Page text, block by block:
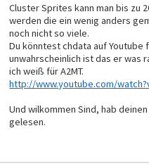
Cluster Sprites kann man bis zu
werden die ein wenig anders
noch nicht so viele.
Du könntest chdata auf Youtube
unwahrscheinlich ist das er was
ich weiß für A2MT.
http://www.youtube.com/
Und wilkommen Sind, hab
gelesen.